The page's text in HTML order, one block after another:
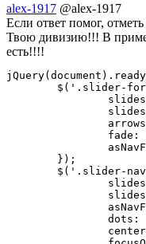
alex-1917 @alex-1917
Если ответ помог,
Твою дивизию!!! В
есть!!!!